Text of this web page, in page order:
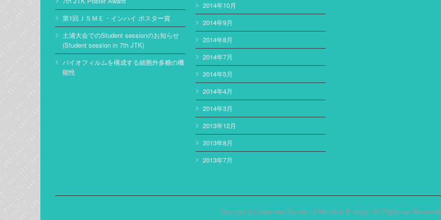
第1回ＪＳＭＥ・インハイ ポスター賞
土浦大会でのStudent sessionのお知らせ
(Student session in 7th JTK)
バイオフィルムを構成する細胞外多糖の機
能性
2014年10月
2014年9月
2014年8月
2014年7月
2014年5月
2014年4月
2014年3月
2013年12月
2013年8月
2013年7月
Copyright (c) Japanese Society of Microbial Ecology. All Rights are